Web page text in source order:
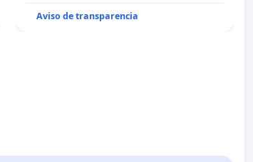
Aviso de transparencia